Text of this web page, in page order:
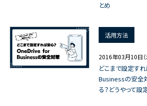
とめ
活用方法
2016年03月10日（
どこまで設定す
Businessの安全
る？どうやって設